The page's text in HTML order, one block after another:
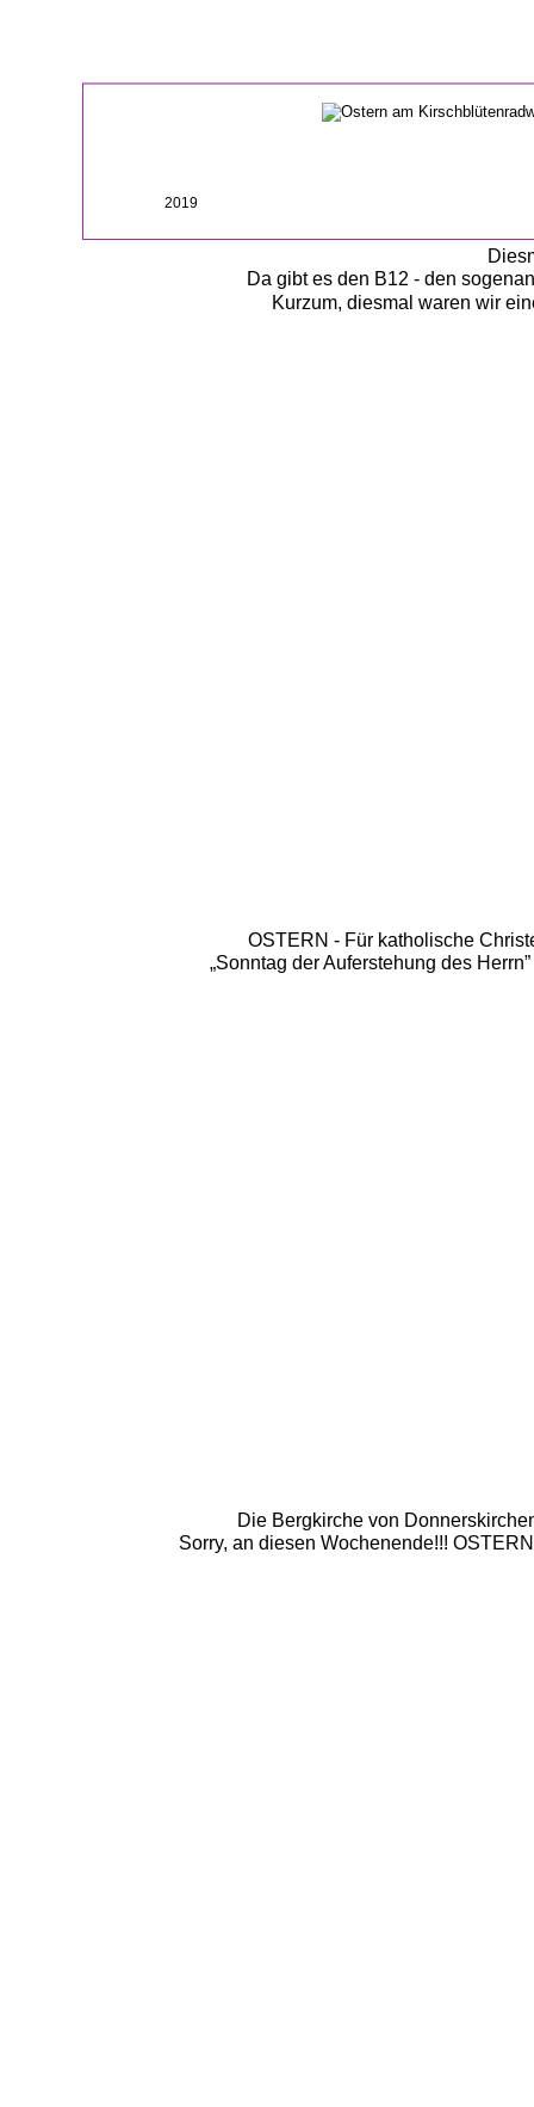
Da gibt es den B12 - den
Kurzum, diesmal waren wir
2019
OSTERN - Für katholische
„Sonntag der Auferstehung des
Die Bergkirche von
Sorry, an diesen Wochenende!!!